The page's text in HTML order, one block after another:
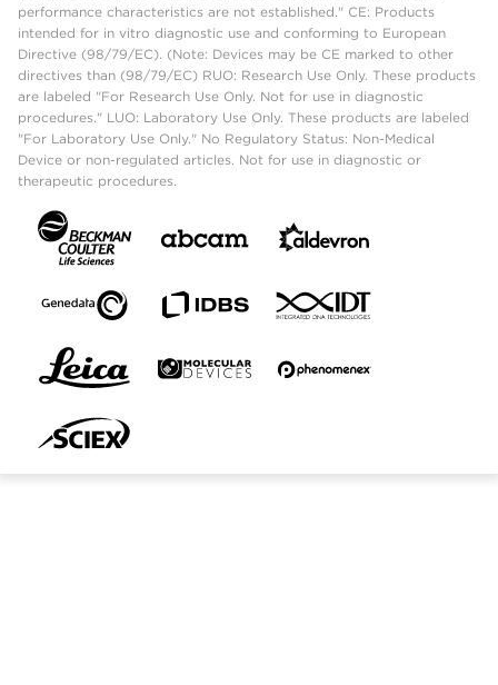
performance characteristics are not established." CE: Products
intended for in vitro diagnostic use and conforming to European
Directive (98/79/EC). (Note: Devices may be CE marked to other
directives than (98/79/EC) RUO: Research Use Only. These products
are labeled "For Research Use Only. Not for use in diagnostic
procedures." LUO: Laboratory Use Only. These products are labeled
"For Laboratory Use Only." No Regulatory Status: Non-Medical
Device or non-regulated articles. Not for use in diagnostic or
therapeutic procedures.